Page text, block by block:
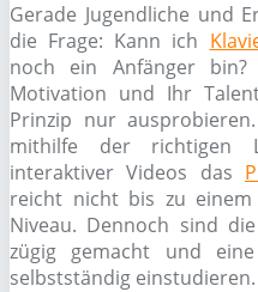
Gerade Jugendliche und
die Frage: Kann ich
noch ein Anfänger
Motivation und Ihr
Prinzip nur
mithilfe der richtigen
interaktiver Videos das
reicht nicht bis zu einem
Niveau. Dennoch sind
zügig gemacht und
selbstständig einstudieren.